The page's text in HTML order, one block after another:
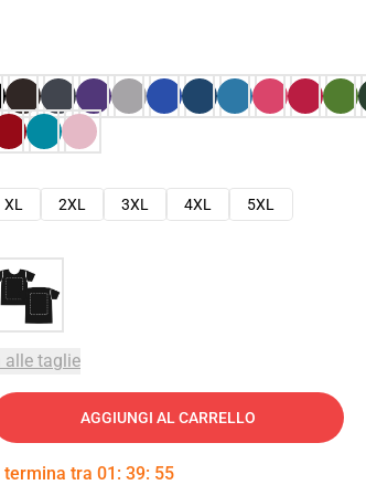
XL 2XL 3XL 4XL
5XL
alle taglie
AGGIUNGI AL CARRELLO
termina tra 01 : 39: 54